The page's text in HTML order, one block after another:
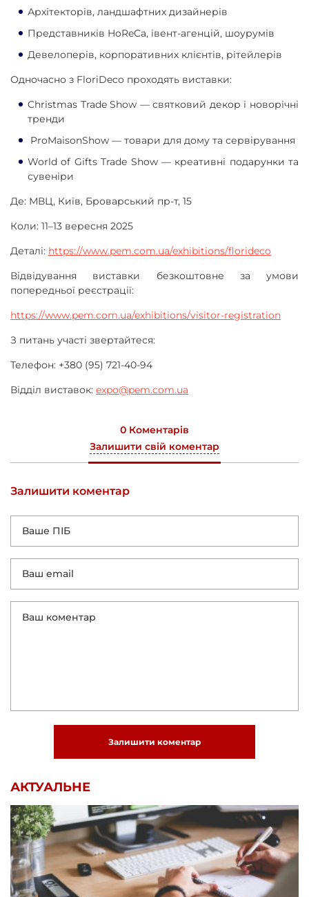
Архітекторів, ландшафтних дизайнерів
Представників HoReCa, івент-агенцій, шоурумів
Девелоперів, корпоративних клієнтів, рітейлерів
Одночасно з FloriDeco проходять виставки:
Christmas Trade Show — святковий декор і новорічні
тренди
ProMaisonShow — товари для дому та сервірування
World of Gifts Trade Show — креативні подарунки та
сувеніри
Де: МВЦ, Київ, Броварський пр-т, 15
Коли: 11–13 вересня 2025
Деталі: https://www.pem.com.ua/exhibitions/florideco
Відвідування виставки безкоштовне за умови
попередньої реєстрації:
https://www.pem.com.ua/exhibitions/visitor-registration
З питань участі звертайтеся:
Телефон: +380 (95) 721-40-94
Відділ виставок: expo@pem.com.ua
0 Коментарів
Залишити свій коментар
Залишити коментар
Залишити коментар
АКТУАЛЬНЕ